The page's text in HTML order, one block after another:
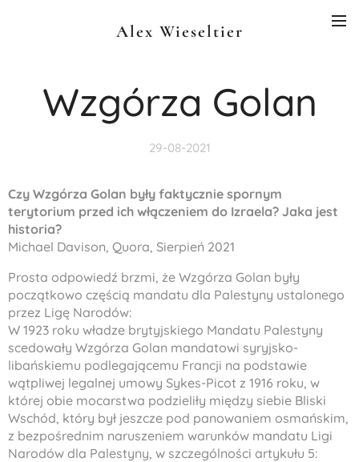
Alex Wieseltier
Wzgórza Golan
29-08-2021
Czy Wzgórza Golan były faktycznie spornym
terytorium przed ich włączeniem do Izraela? Jaka jest
historia?
Michael Davison, Quora, Sierpień 2021
Prosta odpowiedź brzmi, że Wzgórza Golan były
początkowo częścią mandatu dla Palestyny ​​ustalonego
przez Ligę Narodów:
W 1923 roku władze brytyjskiego Mandatu Palestyny
scedowały Wzgórza Golan mandatowi syryjsko-
libańskiemu podlegającemu Francji na podstawie
wątpliwej legalnej umowy Sykes-Picot z 1916 roku, w
której obie mocarstwa podzieliły między siebie Bliski
Wschód, który był jeszcze pod panowaniem osmańskim,
z bezpośrednim naruszeniem warunków mandatu Ligi
Narodów dla Palestyny, w szczególności artykułu 5: